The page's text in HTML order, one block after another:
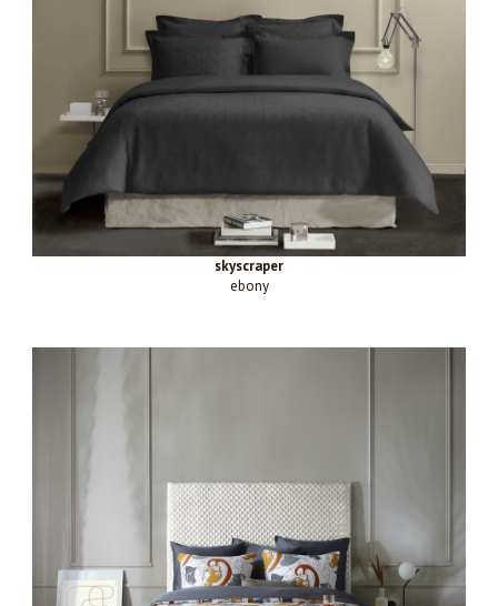
skyscraper
ebony